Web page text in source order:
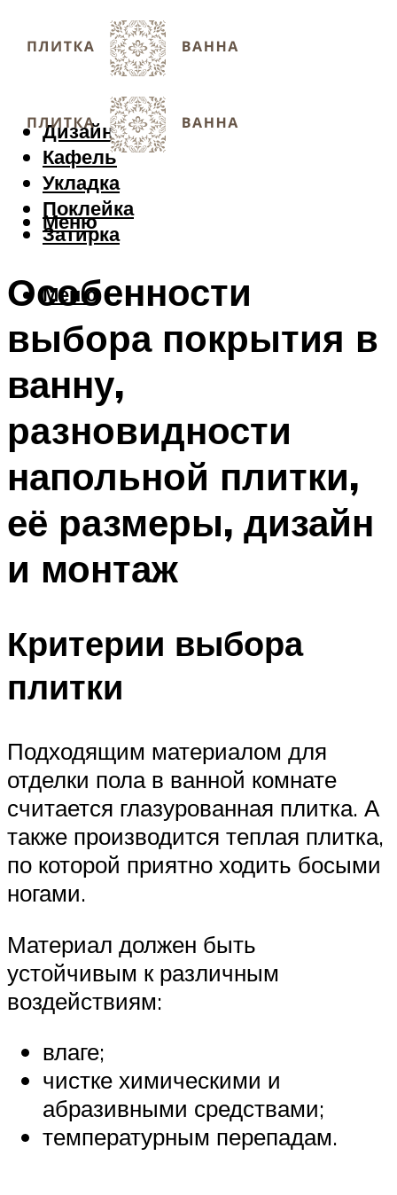
Дизайн
Кафель
Укладка
Поклейка
Затирка
Меню
Меню
Особенности
выбора покрытия в
ванну,
разновидности
напольной плитки,
её размеры, дизайн
и монтаж
Критерии выбора
плитки
Подходящим материалом для
отделки пола в ванной комнате
считается глазурованная плитка. А
также производится теплая плитка,
по которой приятно ходить босыми
ногами.
Материал должен быть
устойчивым к различным
воздействиям:
влаге;
чистке химическими и
абразивными средствами;
температурным перепадам.